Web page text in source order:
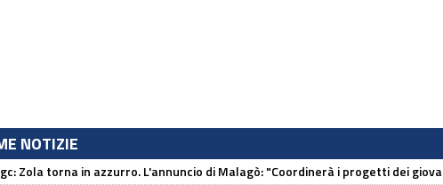
NOTIZIE
Zola torna in azzurro. L'annuncio di Malagò: "Coordinerà i progetti dei